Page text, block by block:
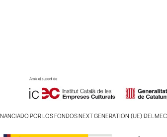
POR LOS FONDOS NEXT GENERATION (UE) DEL